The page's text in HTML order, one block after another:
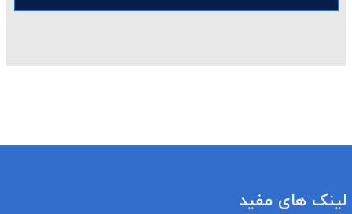
لینک های مفید